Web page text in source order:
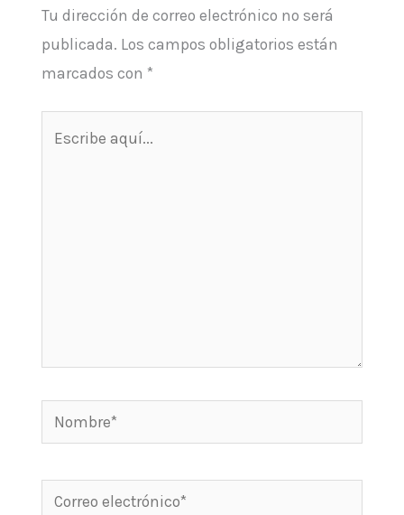
Tu dirección de correo electrónico no será
publicada. Los campos obligatorios están
marcados con *
Nombre*
Correo